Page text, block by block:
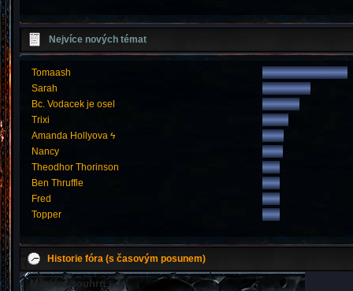
Nejvíce nových témat
Tomaash
Sarah
Bc. Vodacek je osel
Trixi
Amanda Hollyova ϟ
Nancy
Theodhor Thorinson
Ben Thruffle
Fred
Topper
Historie fóra (s časovým posunem)
Měsíční souhrn